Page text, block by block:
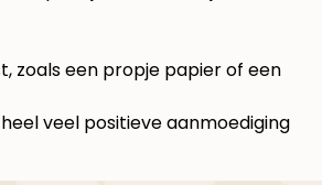
zoals een propje papier of een
veel positieve aanmoediging